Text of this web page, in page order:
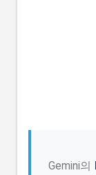
Gemini의